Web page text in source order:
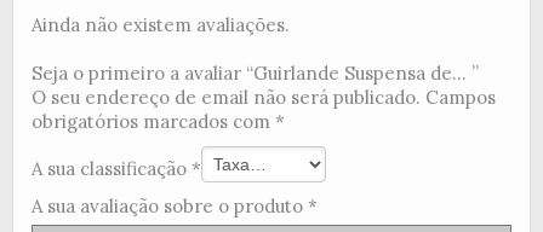
Ainda não existem avaliações.
Seja o primeiro a avaliar “Guirlande Suspensa de... ”
O seu endereço de email não será publicado. Campos
obrigatórios marcados com *
A sua classificação *
A sua avaliação sobre o produto *